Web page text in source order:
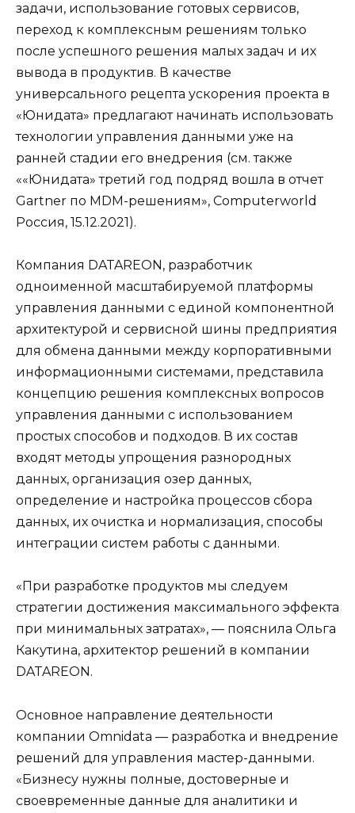
задачи, использование готовых сервисов,
переход к комплексным решениям только
после успешного решения малых задач и их
вывода в продуктив. В качестве
универсального рецепта ускорения проекта в
«Юнидата» предлагают начинать использовать
технологии управления данными уже на
ранней стадии его внедрения (см. также
««Юнидата» третий год подряд вошла в отчет
Gartner по MDM-решениям», Computerworld
Россия, 15.12.2021).
Компания DATAREON, разработчик
одноименной масштабируемой платформы
управления данными с единой компонентной
архитектурой и сервисной шины предприятия
для обмена данными между корпоративными
информационными системами, представила
концепцию решения комплексных вопросов
управления данными с использованием
простых способов и подходов. В их состав
входят методы упрощения разнородных
данных, организация озер данных,
определение и настройка процессов сбора
данных, их очистка и нормализация, способы
интеграции систем работы с данными.
«При разработке продуктов мы следуем
стратегии достижения максимального эффекта
при минимальных затратах», — пояснила Ольга
Какутина, архитектор решений в компании
DATAREON.
Основное направление деятельности
компании Omnidata — разработка и внедрение
решений для управления мастер-данными.
«Бизнесу нужны полные, достоверные и
своевременные данные для аналитики и